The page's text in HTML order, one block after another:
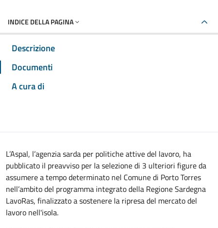
INDICE DELLA PAGINA
Descrizione
Documenti
A cura di
L’Aspal, l’agenzia sarda per politiche attive del lavoro, ha
pubblicato il preavviso per la selezione di 3 ulteriori figure da
assumere a tempo determinato nel Comune di Porto Torres
nell’ambito del programma integrato della Regione Sardegna
LavoRas, finalizzato a sostenere la ripresa del mercato del
lavoro nell'isola.